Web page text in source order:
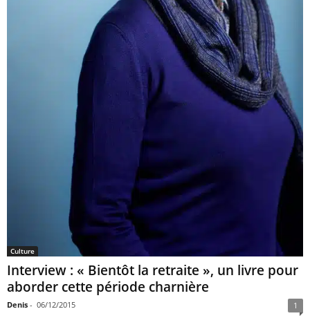
Culture
Interview : « Bientôt la retraite », un livre pour
aborder cette période charnière
Denis - 06/12/2015 1